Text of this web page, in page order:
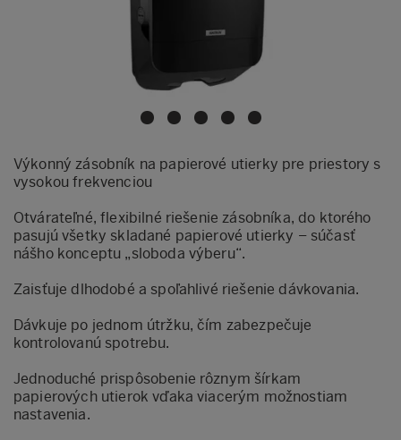
Výkonný zásobník na papierové utierky pre priestory s
vysokou frekvenciou
Otvárateľné, flexibilné riešenie zásobníka, do ktorého
pasujú všetky skladané papierové utierky – súčasť
nášho konceptu „sloboda výberu“.
Zaisťuje dlhodobé a spoľahlivé riešenie dávkovania.
Dávkuje po jednom útržku, čím zabezpečuje
kontrolovanú spotrebu.
Jednoduché prispôsobenie rôznym šírkam
papierových utierok vďaka viacerým možnostiam
nastavenia.